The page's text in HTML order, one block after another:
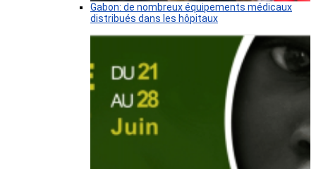
Gabon: de nombreux équipements médicaux
distribués dans les hôpitaux